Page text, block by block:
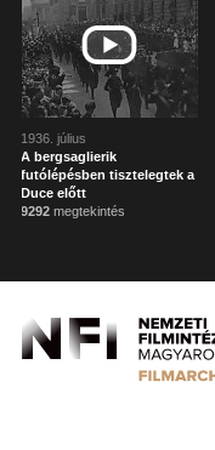
1936. július
A bergsaglierik
futólépésben tisztelegtek a
Duce előtt
9292 megtekintés